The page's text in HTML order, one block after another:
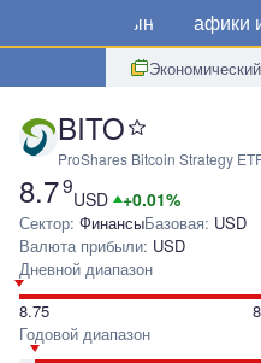
Рынки Графики
BITO
ProShares Bitcoin Strategy
8.79
USD +0.01%
Сектор: ФинансыБазовая: USD
Валюта прибыли: USD
Дневной диапазон
8.75
Годовой диапазон